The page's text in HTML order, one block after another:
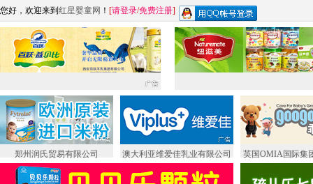
您好，欢迎来到 红星婴童网 ！ [请登录/免费注册]
郑州润氏贸易有限公司 澳大利亚维爱佳乳业有限公司 英国OMIA国际集